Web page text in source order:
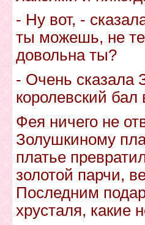
- Ну вот, -
ты можешь, не
довольна ты?
- Очень сказала
королевский
Фея ничего не
Золушкиному
платье
золотой парчи,
Последним
хрусталя, какие